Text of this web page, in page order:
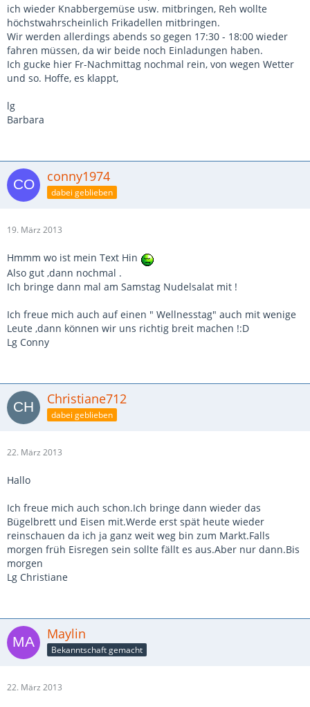
ich wieder Knabbergemüse usw. mitbringen, Reh wollte
höchstwahrscheinlich Frikadellen mitbringen.
Wir werden allerdings abends so gegen 17:30 - 18:00 wieder
fahren müssen, da wir beide noch Einladungen haben.
Ich gucke hier Fr-Nachmittag nochmal rein, von wegen Wetter
und so. Hoffe, es klappt,
lg
Barbara
conny1974
dabei geblieben
19. März 2013
Hmmm wo ist mein Text Hin
Also gut ,dann nochmal .
Ich bringe dann mal am Samstag Nudelsalat mit !
Ich freue mich auch auf einen " Wellnesstag" auch mit wenige
Leute ,dann können wir uns richtig breit machen !:D
Lg Conny
Christiane712
dabei geblieben
22. März 2013
Hallo
Ich freue mich auch schon.Ich bringe dann wieder das
Bügelbrett und Eisen mit.Werde erst spät heute wieder
reinschauen da ich ja ganz weit weg bin zum Markt.Falls
morgen früh Eisregen sein sollte fällt es aus.Aber nur dann.Bis
morgen
Lg Christiane
Maylin
Bekanntschaft gemacht
22. März 2013